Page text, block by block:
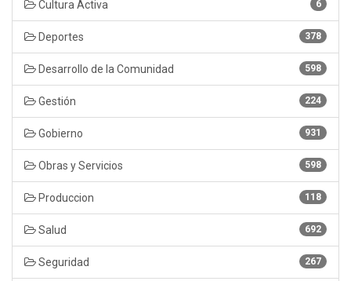
6
Cultura Activa
378
Deportes
598
Desarrollo de la Comunidad
224
Gestión
931
Gobierno
598
Obras y Servicios
118
Produccion
692
Salud
267
Seguridad